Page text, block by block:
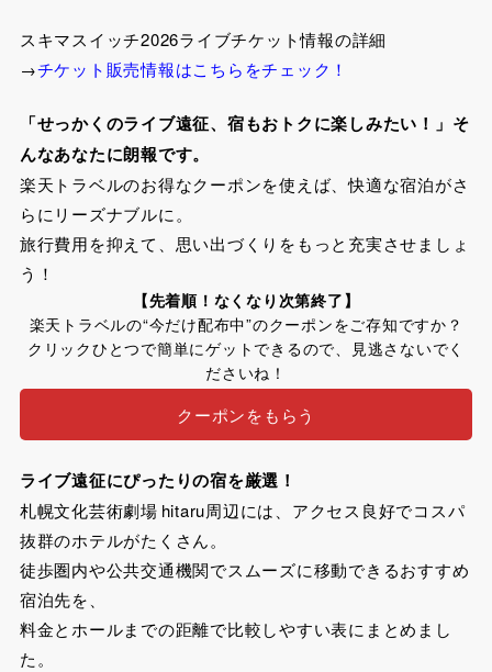
スキマスイッチ2026ライブチケット情報の詳細
→チケット販売情報はこちらをチェック！
「せっかくのライブ遠征、宿もおトクに楽しみたい！」そ
んなあなたに朗報です。
楽天トラベルのお得なクーポンを使えば、快適な宿泊がさ
らにリーズナブルに。
旅行費用を抑えて、思い出づくりをもっと充実させましょ
う！
【先着順！なくなり次第終了】
楽天トラベルの“今だけ配布中”のクーポンをご存知ですか？
クリックひとつで簡単にゲットできるので、見逃さないでく
ださいね！
クーポンをもらう
ライブ遠征にぴったりの宿を厳選！
札幌文化芸術劇場 hitaru周辺には、アクセス良好でコスパ
抜群のホテルがたくさん。
徒歩圏内や公共交通機関でスムーズに移動できるおすすめ
宿泊先を、
料金とホールまでの距離で比較しやすい表にまとめまし
た。